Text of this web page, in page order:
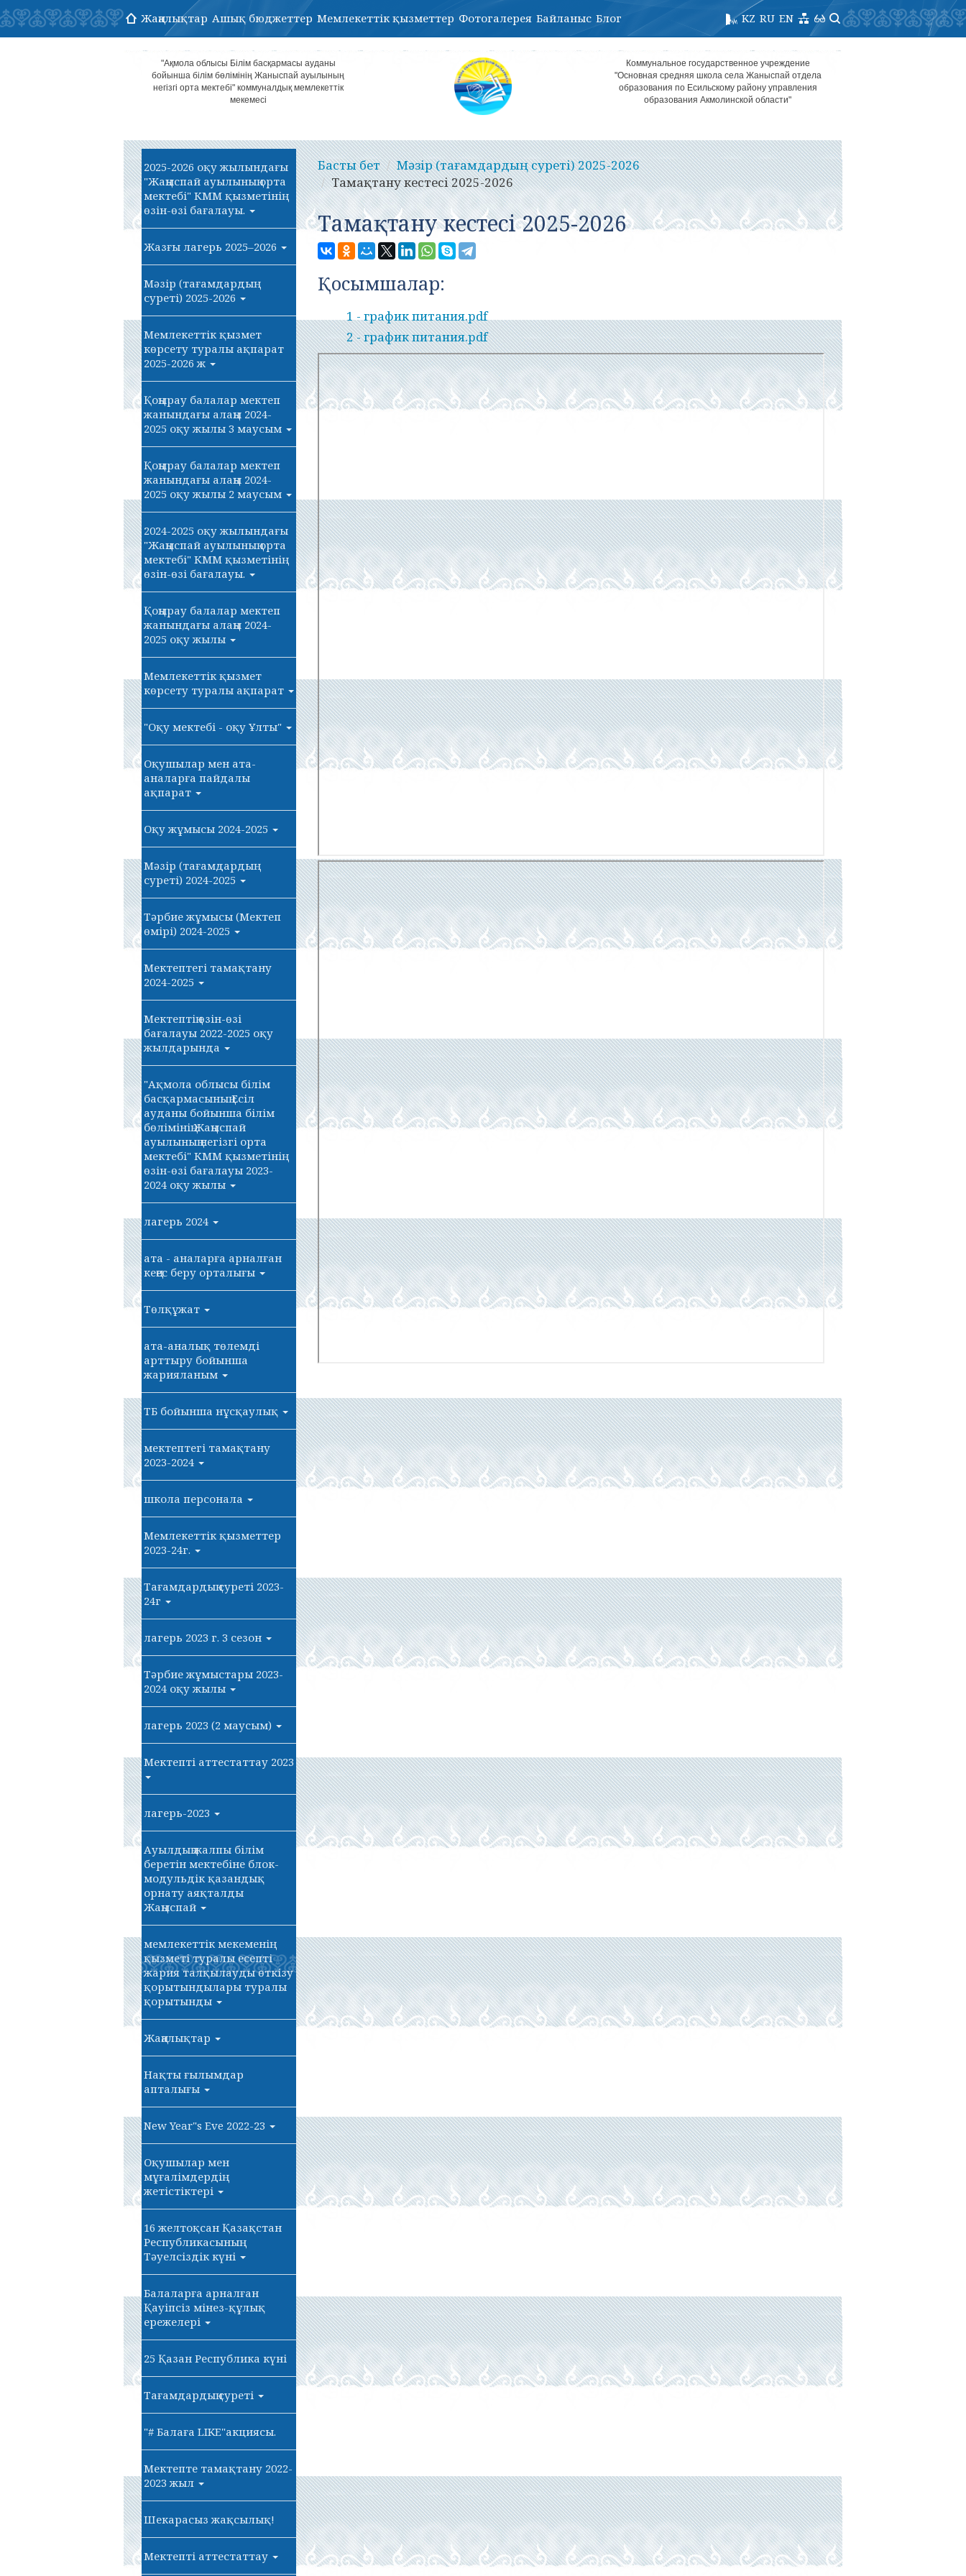
Жаңалықтар Ашық бюджеттер Мемлекеттік қызметтер Фотогалерея Байланыс Блог EN
RU
KZ
"Ақмола облысы Білім басқармасы ауданы
бойынша білім бөлімінің Жаныспай ауылының
негізгі орта мектебі" коммуналдық мемлекеттік
мекемесі
Коммунальное государственное учреждение
"Основная средняя школа села Жаныспай отдела
образования по Есильскому району управления
образования Акмолинской области"
2025-2026 оқу жылындағы
"Жаңыспай ауылының орта
мектебі" КММ қызметінің
өзін-өзі бағалауы.
Жазғы лагерь 2025–2026
Мәзір (тағамдардың
суреті) 2025-2026
Мемлекеттік қызмет
көрсету туралы ақпарат
2025-2026 ж
Қоңырау балалар мектеп
жанындағы алаңы 2024-
2025 оқу жылы 3 маусым
Қоңырау балалар мектеп
жанындағы алаңы 2024-
2025 оқу жылы 2 маусым
2024-2025 оқу жылындағы
"Жаңыспай ауылының орта
мектебі" КММ қызметінің
өзін-өзі бағалауы.
Қоңырау балалар мектеп
жанындағы алаңы 2024-
2025 оқу жылы
Мемлекеттік қызмет
көрсету туралы ақпарат
"Оқу мектебі - оқу Ұлты"
Оқушылар мен ата-
аналарға пайдалы
ақпарат
Оқу жұмысы 2024-2025
Мәзір (тағамдардың
суреті) 2024-2025
Тәрбие жұмысы (Мектеп
өмірі) 2024-2025
Мектептегі тамақтану
2024-2025
Мектептің өзін-өзі
бағалауы 2022-2025 оқу
жылдарында
"Ақмола облысы білім
басқармасының Есіл
ауданы бойынша білім
бөлімінің Жаңыспай
ауылының негізгі орта
мектебі" КММ қызметінің
өзін-өзі бағалауы 2023-
2024 оқу жылы
лагерь 2024
ата - аналарға арналған
кеңес беру орталығы
Төлқұжат
ата-аналық төлемді
арттыру бойынша
жарияланым
ТБ бойынша нұсқаулық
мектептегі тамақтану
2023-2024
школа персонала
Мемлекеттік қызметтер
2023-24г.
Тағамдардың суреті 2023-
24г
лагерь 2023 г. 3 сезон
Тәрбие жұмыстары 2023-
2024 оқу жылы
лагерь 2023 (2 маусым)
Мектепті аттестаттау 2023
лагерь-2023
Ауылдың жалпы білім
беретін мектебіне блок-
модульдік қазандық
орнату аяқталды
Жаңыспай
мемлекеттік мекеменің
қызметі туралы есепті
жария талқылауды өткізу
қорытындылары туралы
қорытынды
Жаңалықтар
Нақты ғылымдар
апталығы
New Year"s Eve 2022-23
Оқушылар мен
мұғалімдердің
жетістіктері
16 желтоқсан Қазақстан
Республикасының
Тәуелсіздік күні
Балаларға арналған
Қауіпсіз мінез-құлық
ережелері
25 Қазан Республика күні
Тағамдардың суреті
"# Балаға LIKE"акциясы.
Мектепте тамақтану 2022-
2023 жыл
Шекарасыз жақсылық!
Мектепті аттестаттау
Басты бет
Мәзір (тағамдардың суреті) 2025-2026
Тамақтану кестесі 2025-2026
Тамақтану кестесі 2025-2026
Қосымшалар:
1 - график питания.pdf
2 - график питания.pdf